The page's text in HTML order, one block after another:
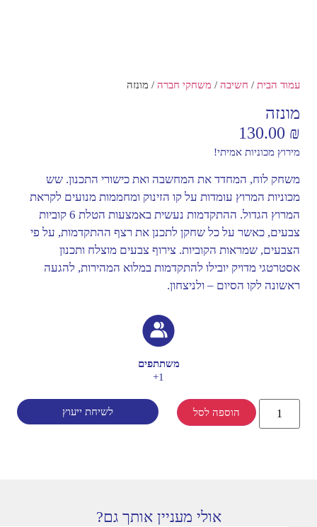
עמוד הבית / חשיבה / משחקי חברה / מונזה
מונזה
130.00 ₪
מירוץ מכוניות אמיתי!
משחק לוח, המחדד את המחשבה ואת כישורי התכנון. שש
מכוניות המרוץ עומדות על קו הזינוק ומחממות מנועים לקראת
המרוץ הגדול. ההתקדמות נעשית באמצעות הטלת 6 קוביות
צבעים, כאשר על כל שחקן לתכנן את רצף ההתקדמות, על פי
הצבעים, שמראות הקוביות. צירוף צבעים מוצלח ותכנון
אסטרטגי מדויק יובילו להתקדמות במלוא המהירות, להגעה
ראשונה לקו הסיום – ולניצחון.
משתתפים
1+
הוספה לסל לשיחת ייעוץ
אולי מעניין אותך גם?